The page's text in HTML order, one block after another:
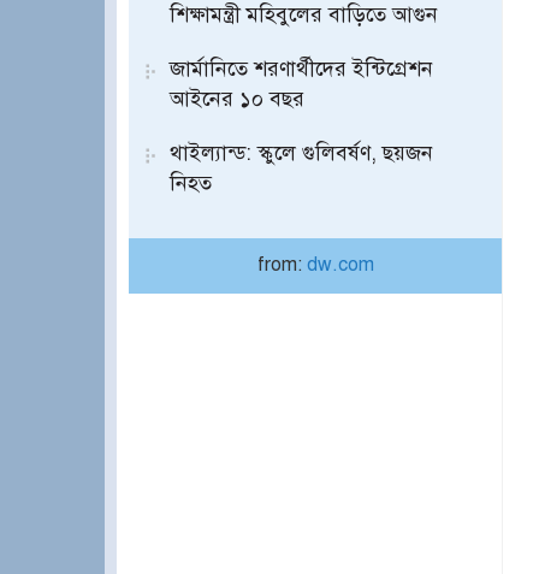
শিক্ষামন্ত্রী মহিবুলের বাড়িতে আগুন
জার্মানিতে শরণার্থীদের ইন্টিগ্রেশন
আইনের ১০ বছর
থাইল্যান্ড: স্কুলে গুলিবর্ষণ, ছয়জন
নিহত
from: dw.com